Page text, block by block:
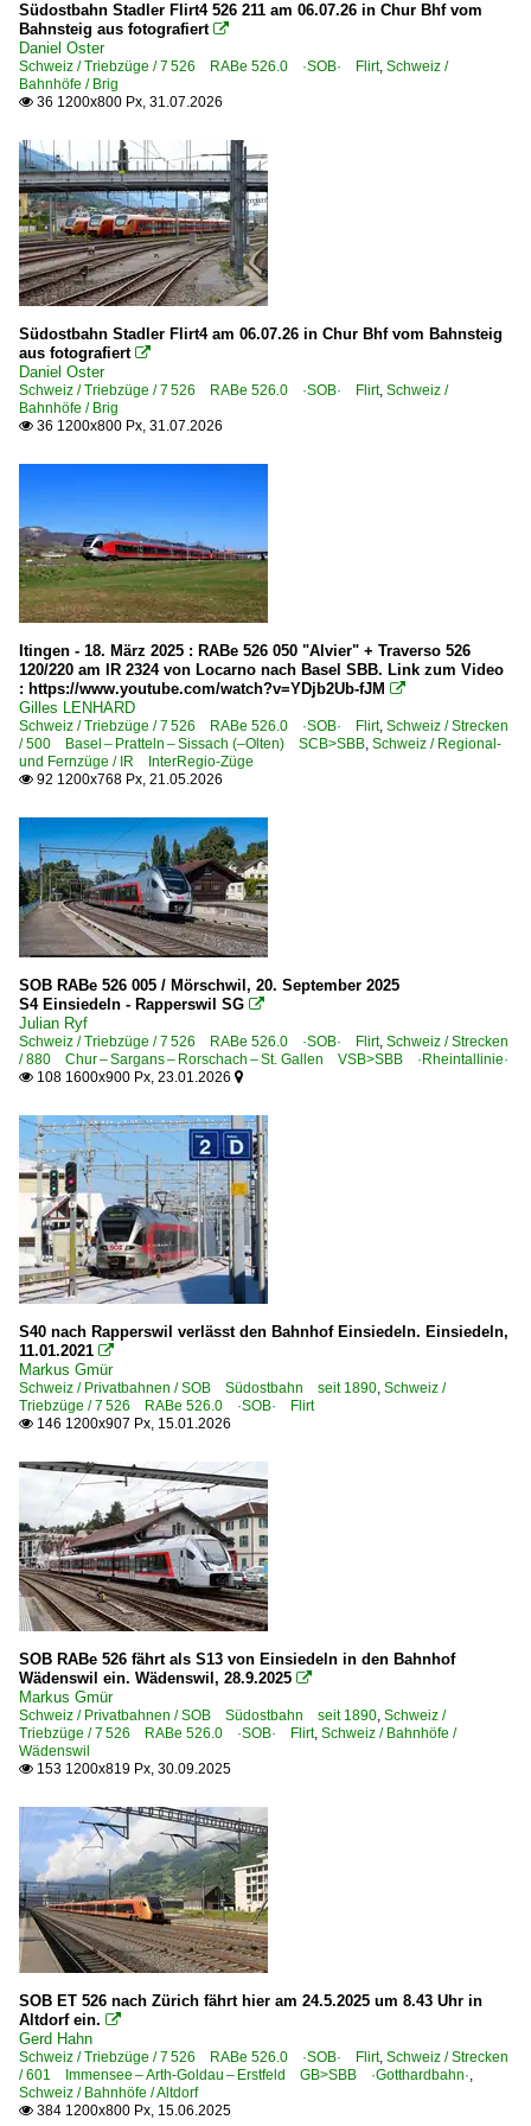
Strecken | KBS 700-799
720 Offenburg – Villingen – Singen (–Konstanz)
Unternehmen (L - Z)
SBB Deutschland GmbH, Konstanz
Österreich
E-Loks
BR 1144
Schweiz
Bahnhöfe
Brig
Buchs SG
Heerbrugg
Sargans SG
St. Gallen HB
Wädenswil
~ Sonstige
Bahntechnische Einrichtungen und Kunstbauten
Brücken
Tunnel, Viadukte und Kreuzungsbauwerke
E-Loks | 91 85
4 420 Re 420 Re 4/4 II ·SBB·
4 430 Re 430 Re 4/4 III ·SBB·
4 450 Re 450 ·SBB·SZU· DPZ
4 460 Re 460 ·SBB· mit Zügen
4 620 Re 620 Re 6/6 ·SBB·RADVE·
E-Loks | ältere Bauarten und Rangierloks
1 930 Ee 3/3 16331-460 Ee 930 ·SBB·Private·
Galerien
Ersatzzüge
Privatbahnen
TPF ·GFM· Transports publics fribourgeois ab 2000
Privatbahnen | historisch
Thurbo AG ·MThB· 2003-2018
Privatbahnen | Schmalspur
AB ·RhW· Appenzeller Bahnen ab 2006
Regional- und Fernzüge
VAE Voralpen-Express-Züge
Regionen
Appenzellerland
Vaud | Waadtland
Sonstiges
Stimmungsbilder
Zweiwege-Fahrzeuge
2010
2011
2012
2013
2014
2015
2016
2017
2018
2020
2020
2024
2025
2026
Südostbahn Stadler Flirt4 526 211 am 06.07.26 in Chur Bhf vom
Bahnsteig aus fotografiert 
Daniel Oster
Schweiz / Triebzüge / 7 526 RABe 526.0 ·SOB· Flirt, Schweiz /
Bahnhöfe / Brig
 36 1200x800 Px, 31.07.2026
Südostbahn Stadler Flirt4 am 06.07.26 in Chur Bhf vom Bahnsteig
aus fotografiert 
Daniel Oster
Schweiz / Triebzüge / 7 526 RABe 526.0 ·SOB· Flirt, Schweiz /
Bahnhöfe / Brig
 36 1200x800 Px, 31.07.2026
Itingen - 18. März 2025 : RABe 526 050 "Alvier" + Traverso 526
120/220 am IR 2324 von Locarno nach Basel SBB. Link zum Video
: https://www.youtube.com/watch?v=YDjb2Ub-fJM 
Gilles LENHARD
Schweiz / Triebzüge / 7 526 RABe 526.0 ·SOB· Flirt, Schweiz / Strecken
/ 500 Basel – Pratteln – Sissach (–Olten) SCB>SBB, Schweiz / Regional-
und Fernzüge / IR InterRegio-Züge
 92 1200x768 Px, 21.05.2026
SOB RABe 526 005 / Mörschwil, 20. September 2025
S4 Einsiedeln - Rapperswil SG 
Julian Ryf
Schweiz / Triebzüge / 7 526 RABe 526.0 ·SOB· Flirt, Schweiz / Strecken
/ 880 Chur – Sargans – Rorschach – St. Gallen VSB>SBB ·Rheintallinie·
 108 1600x900 Px, 23.01.2026 
S40 nach Rapperswil verlässt den Bahnhof Einsiedeln. Einsiedeln,
11.01.2021 
Markus Gmür
Schweiz / Privatbahnen / SOB Südostbahn seit 1890, Schweiz /
Triebzüge / 7 526 RABe 526.0 ·SOB· Flirt
 146 1200x907 Px, 15.01.2026
SOB RABe 526 fährt als S13 von Einsiedeln in den Bahnhof
Wädenswil ein. Wädenswil, 28.9.2025 
Markus Gmür
Schweiz / Privatbahnen / SOB Südostbahn seit 1890, Schweiz /
Triebzüge / 7 526 RABe 526.0 ·SOB· Flirt, Schweiz / Bahnhöfe /
Wädenswil
 153 1200x819 Px, 30.09.2025
SOB ET 526 nach Zürich fährt hier am 24.5.2025 um 8.43 Uhr in
Altdorf ein. 
Gerd Hahn
Schweiz / Triebzüge / 7 526 RABe 526.0 ·SOB· Flirt, Schweiz / Strecken
/ 601 Immensee – Arth-Goldau – Erstfeld GB>SBB ·Gotthardbahn·,
Schweiz / Bahnhöfe / Altdorf
 384 1200x800 Px, 15.06.2025